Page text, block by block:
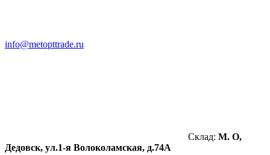
info@metopttrade.ru
Склад: М. О,
Дедовск, ул.1-я Волоколамская, д.74А